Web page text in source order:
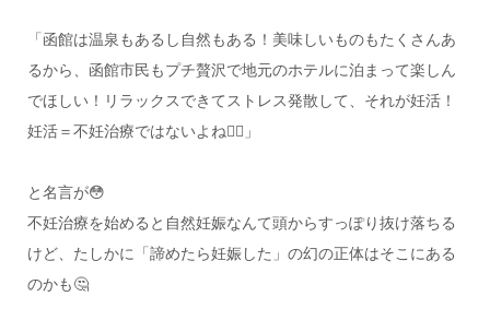
「函館は温泉もあるし自然もある！美味しいものもたくさんあ
るから、函館市民もプチ贅沢で地元のホテルに泊まって楽しん
でほしい！リラックスできてストレス発散して、それが妊活！
妊活＝不妊治療ではないよね❤️‍🔥」
と名言が😳
不妊治療を始めると自然妊娠なんて頭からすっぽり抜け落ちる
けど、たしかに「諦めたら妊娠した」の幻の正体はそこにある
のかも🤔